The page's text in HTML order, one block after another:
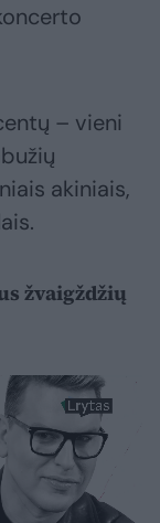
– vieni
akiniais,
žvaigždžių